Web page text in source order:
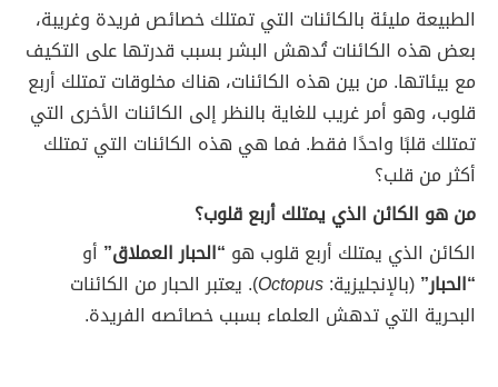
الطبيعة مليئة بالكائنات التي تمتلك خصائص فريدة وغريبة،
بعض هذه الكائنات تُدهش البشر بسبب قدرتها على التكيف
مع بيئاتها. من بين هذه الكائنات، هناك مخلوقات تمتلك أربع
قلوب، وهو أمر غريب للغاية بالنظر إلى الكائنات الأخرى التي
تمتلك قلبًا واحدًا فقط. فما هي هذه الكائنات التي تمتلك
أكثر من قلب؟
من هو الكائن الذي يمتلك أربع قلوب؟
الكائن الذي يمتلك أربع قلوب هو “الحبار العملاق” أو
“الحبار”(بالإنجليزية:Octopus). يعتبر الحبار من الكائنات
البحرية التي تدهش العلماء بسبب خصائصه الفريدة.